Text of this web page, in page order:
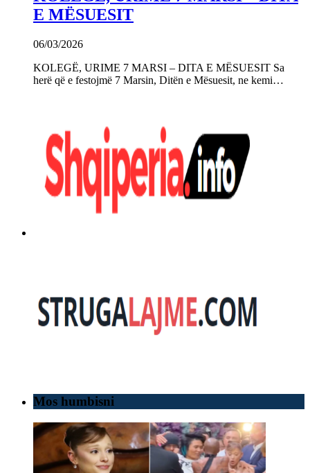
E MËSUESIT
06/03/2026
KOLEGË, URIME 7 MARSI – DITA E MËSUESIT Sa
herë që e festojmë 7 Marsin, Ditën e Mësuesit, ne kemi…
Mos humbisni